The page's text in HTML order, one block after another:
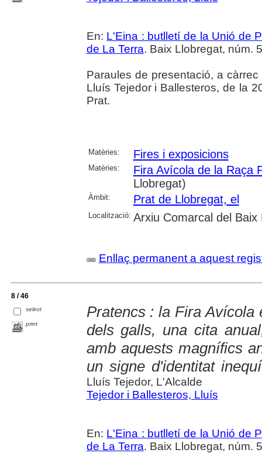
En: L'Eina : butlletí de la Unió de
de La Terra. Baix Llobregat, núm.
Paraules de presentació, a
Lluís Tejedor i Ballesteros, de la
Prat.
Matèries: Fires i exposicions
Matèries:
Fira Avícola de la Raça
Llobregat)
Àmbit: Prat de Llobregat, el
Localització: Arxiu Comarcal del Baix
Enllaç permanent a aquest
8 / 46
select
print
Pratencs : la Fira
dels galls, una cita
amb aquests magnífics
un signe d'identitat
Lluís Tejedor, L'Alcalde
Tejedor i Ballesteros, Lluís
En: L'Eina : butlletí de la Unió de
de La Terra. Baix Llobregat, núm.